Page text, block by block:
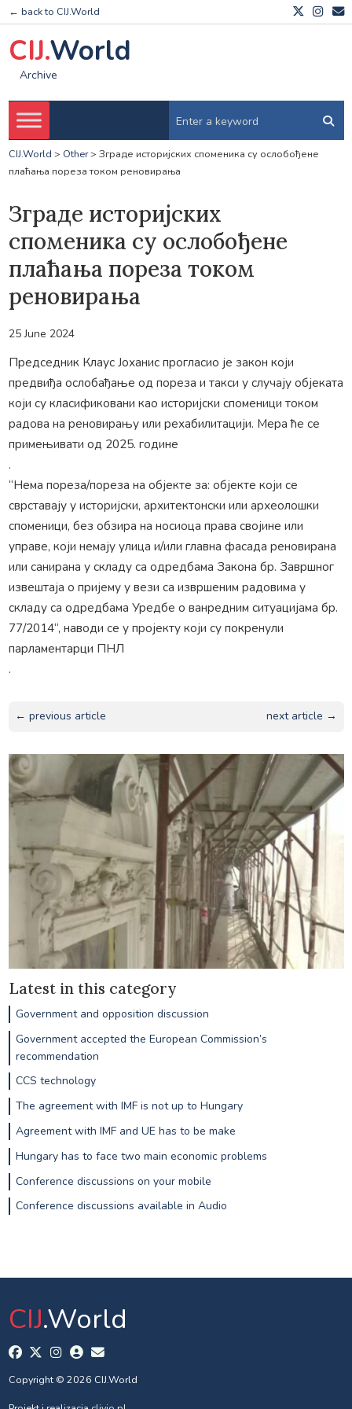
← back to CIJ.World
CIJ.World
Archive
CIJ.World > Other> Зграде историјских споменика су ослобођене
плаћања пореза током реновирања
Зграде историјских
споменика су ослобођене
плаћања пореза током
реновирања
25 June 2024
Председник Клаус Јоханис прогласио је закон који
предвиђа ослобађање од пореза и такси у случају објеката
који су класификовани као историјски споменици током
радова на реновирању или рехабилитацији. Мера ће се
примењивати од 2025. године
.
“Нема пореза/пореза на објекте за: објекте који се
сврставају у историјски, архитектонски или археолошки
споменици, без обзира на носиоца права својине или
управе, који немају улица и/или главна фасада реновирана
или санирана у складу са одредбама Закона бр. Завршног
извештаја о пријему у вези са извршеним радовима у
складу са одредбама Уредбе о ванредним ситуацијама бр.
77/2014“, наводи се у пројекту који су покренули
парламентарци ПНЛ
.
← previous article next article →
Latest in this category
Government and opposition discussion
Government accepted the European Commission’s
recommendation
CCS technology
The agreement with IMF is not up to Hungary
Agreement with IMF and UE has to be make
Hungary has to face two main economic problems
Conference discussions on your mobile
Conference discussions available in Audio
CIJ.World
Copyright © 2026 CIJ.World